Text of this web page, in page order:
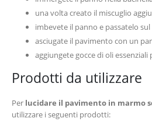
una volta creato il miscuglio
imbevete il panno e passatelo
asciugate il pavimento con un
aggiungete gocce di oli
Prodotti da utilizzare
Per lucidare il pavimento in marmo
utilizzare i seguenti prodotti: